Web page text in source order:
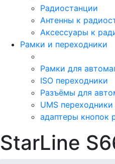
Радиостанции
Антенны к
Аксессуары к
Рамки и переходники
Рамки для
ISO переходники
Разъёмы для
UMS
адаптеры кнопок
StarLine